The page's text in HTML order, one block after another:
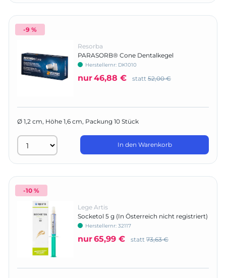
-9 %
Resorba
PARASORB® Cone Dentalkegel
Herstellernr: DK1010
nur46,88 € statt 52,00 €
Ø 1,2 cm, Höhe 1,6 cm, Packung 10 Stück
In den Warenkorb
-10 %
Lege Artis
Socketol 5 g (In Österreich nicht registriert)
Herstellernr: 32117
nur65,99 € statt 73,63 €